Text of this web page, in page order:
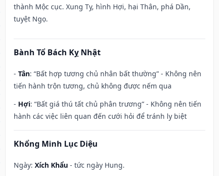
thành Mộc cục. Xung Tỵ, hình Hợi, hại Thân, phá Dần,
tuyệt Ngọ.
Bành Tổ Bách Kỵ Nhật
- Tân: “Bất hợp tương chủ nhân bất thường” - Không nên
tiến hành trộn tương, chủ không được nếm qua
- Hợi: “Bất giá thú tất chủ phân trương” - Không nên tiến
hành các việc liên quan đến cưới hỏi để tránh ly biệt
Khổng Minh Lục Diệu
Ngày: Xích Khẩu - tức ngày Hung.